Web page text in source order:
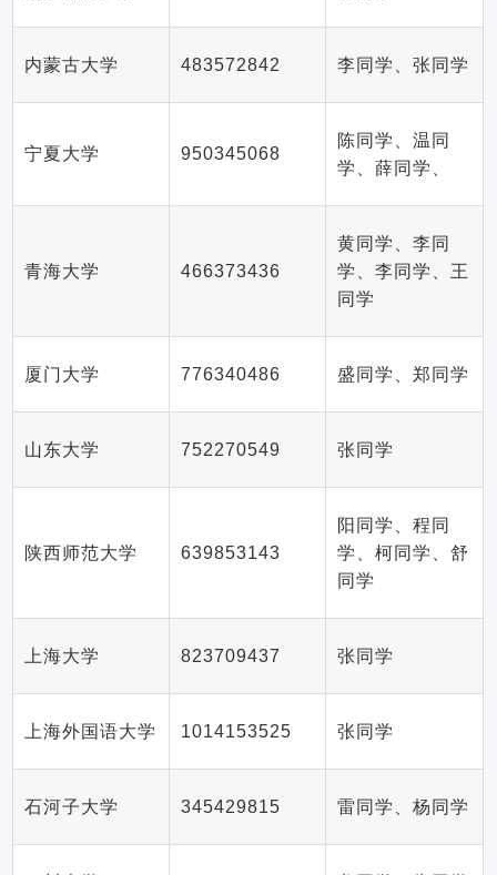
内蒙古大学 483572842 李同学、张同学
宁夏大学 950345068
陈同学、温同
学、薛同学、
青海大学 466373436
黄同学、李同
学、李同学、王
同学
厦门大学 776340486 盛同学、郑同学
山东大学 752270549 张同学
陕西师范大学 639853143
阳同学、程同
学、柯同学、舒
同学
上海大学 823709437 张同学
上海外国语大学 1014153525 张同学
石河子大学 345429815 雷同学、杨同学